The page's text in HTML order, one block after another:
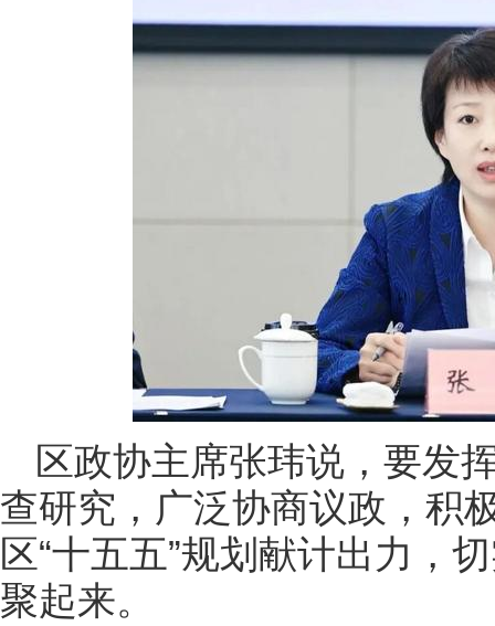
区政协主席张玮说，要发
查研究，广泛协商议政，积
区“十五五”规划献计出力，
聚起来。